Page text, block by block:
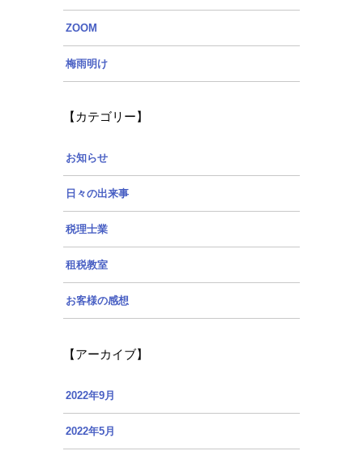
ZOOM
梅雨明け
【カテゴリー】
お知らせ
日々の出来事
税理士業
租税教室
お客様の感想
【アーカイブ】
2022年9月
2022年5月